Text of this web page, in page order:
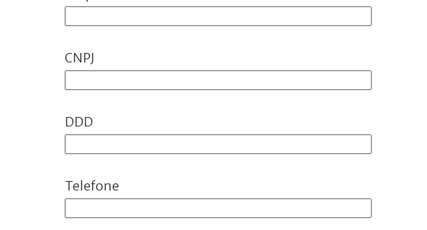
CNPJ
DDD
Telefone